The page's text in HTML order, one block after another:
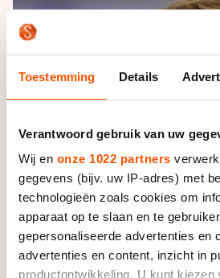
Toestemming Details
Verantwoord gebruik van uw
Wij en onze 1022 partners
gegevens (bijv. uw IP-adres) met
technologieën zoals cookies om
apparaat op te slaan en te
gepersonaliseerde advertenties en
advertenties en content, inzicht in
productontwikkeling. U kunt kiezen
Waar kan ik schaatsen en skaten?
Alles voor jou als schaatsfan
Evenementen
Tickets
Livestreams
Word schaatsfan!
Winacties
Olympische Spelen
Van Jong tot Goud verhalen